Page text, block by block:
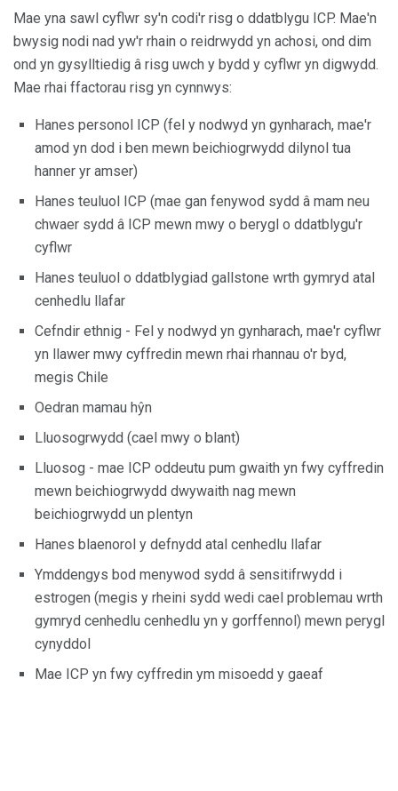
Mae yna sawl cyflwr sy'n codi'r risg o ddatblygu ICP. Mae'n
bwysig nodi nad yw'r rhain o reidrwydd yn achosi, ond dim
ond yn gysylltiedig â risg uwch y bydd y cyflwr yn digwydd.
Mae rhai ffactorau risg yn cynnwys:
Hanes personol ICP (fel y nodwyd yn gynharach, mae'r
amod yn dod i ben mewn beichiogrwydd dilynol tua
hanner yr amser)
Hanes teuluol ICP (mae gan fenywod sydd â mam neu
chwaer sydd â ICP mewn mwy o berygl o ddatblygu'r
cyflwr
Hanes teuluol o ddatblygiad gallstone wrth gymryd atal
cenhedlu llafar
Cefndir ethnig - Fel y nodwyd yn gynharach, mae'r cyflwr
yn llawer mwy cyffredin mewn rhai rhannau o'r byd,
megis Chile
Oedran mamau hŷn
Lluosogrwydd (cael mwy o blant)
Lluosog - mae ICP oddeutu pum gwaith yn fwy cyffredin
mewn beichiogrwydd dwywaith nag mewn
beichiogrwydd un plentyn
Hanes blaenorol y defnydd atal cenhedlu llafar
Ymddengys bod menywod sydd â sensitifrwydd i
estrogen (megis y rheini sydd wedi cael problemau wrth
gymryd cenhedlu cenhedlu yn y gorffennol) mewn perygl
cynyddol
Mae ICP yn fwy cyffredin ym misoedd y gaeaf